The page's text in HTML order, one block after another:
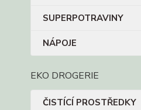
SUPERPOTRAVINY
NÁPOJE
EKO DROGERIE
ČISTÍCÍ PROSTŘEDKY